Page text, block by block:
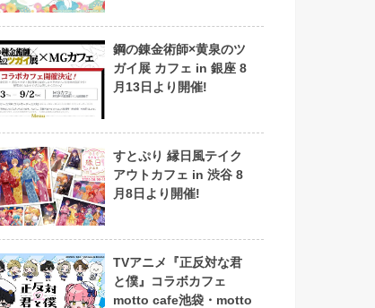
鋼の錬金術師×黄泉のツ
ガイ展 カフェ in 銀座 8
月13日より開催!
すとぷり 縁日風テイク
アウトカフェ in 渋谷 8
月8日より開催!
TVアニメ『正反対な君
と僕』コラボカフェ
motto cafe池袋・motto